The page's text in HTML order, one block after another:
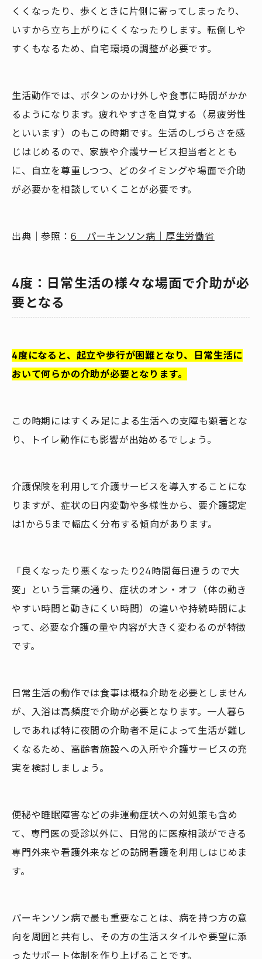
くくなったり、歩くときに片側に寄ってしまったり、
いすから立ち上がりにくくなったりします。転倒しや
すくもなるため、自宅環境の調整が必要です。
生活動作では、ボタンのかけ外しや食事に時間がかか
るようになります。疲れやすさを自覚する（易疲労性
といいます）のもこの時期です。生活のしづらさを感
じはじめるので、家族や介護サービス担当者ととも
に、自立を尊重しつつ、どのタイミングや場面で介助
が必要かを相談していくことが必要です。
出典｜参照： 6 パーキンソン病｜厚生労働省
4度：日常生活の様々な場面で介助が必
要となる
4度になると、起立や歩行が困難となり、日常生活に
おいて何らかの介助が必要となります。
この時期にはすくみ足による生活への支障も顕著とな
り、トイレ動作にも影響が出始めるでしょう。
介護保険を利用して介護サービスを導入することにな
りますが、症状の日内変動や多様性から、要介護認定
は1から5まで幅広く分布する傾向があります。
「良くなったり悪くなったり24時間毎日違うので大
変」という言葉の通り、症状のオン・オフ（体の動き
やすい時間と動きにくい時間）の違いや持続時間によ
って、必要な介護の量や内容が大きく変わるのが特徴
です。
日常生活の動作では食事は概ね介助を必要としません
が、入浴は高頻度で介助が必要となります。一人暮ら
しであれば特に夜間の介助者不足によって生活が難し
くなるため、高齢者施設への入所や介護サービスの充
実を検討しましょう。
便秘や睡眠障害などの非運動症状への対処策も含め
て、専門医の受診以外に、日常的に医療相談ができる
専門外来や看護外来などの訪問看護を利用しはじめま
す。
パーキンソン病で最も重要なことは、病を持つ方の意
向を周囲と共有し、その方の生活スタイルや要望に添
ったサポート体制を作り上げることです。